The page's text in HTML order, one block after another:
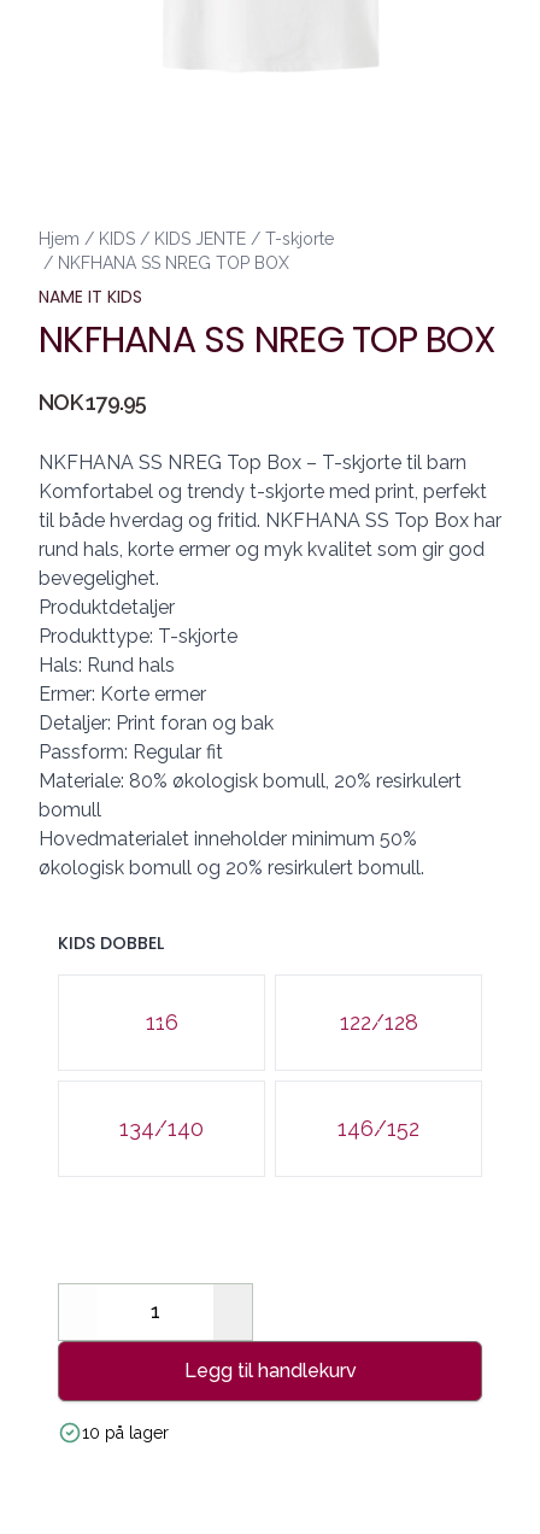
Hjem / KIDS / KIDS JENTE / T-skjorte
/ NKFHANA SS NREG TOP BOX
NAME IT KIDS
NKFHANA SS NREG TOP BOX
Produktdetaljer
NOK 179.95
Description
NKFHANA SS NREG Top Box – T-skjorte til barn
Komfortabel og trendy t-skjorte med print, perfekt
til både hverdag og fritid. NKFHANA SS Top Box har
rund hals, korte ermer og myk kvalitet som gir god
bevegelighet.
Produktdetaljer
Produkttype: T-skjorte
Hals: Rund hals
Ermer: Korte ermer
Detaljer: Print foran og bak
Passform: Regular fit
Materiale: 80% økologisk bomull, 20% resirkulert
bomull
Hovedmaterialet inneholder minimum 50%
økologisk bomull og 20% resirkulert bomull.
KIDS DOBBEL
Velg en KIDS DOBBEL
116 122/128
134/140 146/152
Decrease
Legg til handlekurv
10 på lager